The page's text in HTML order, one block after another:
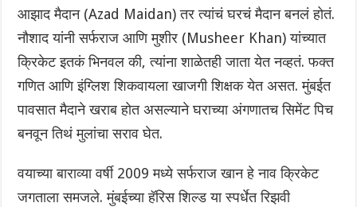
आझाद मैदान (Azad Maidan) तर त्यांचं घरचं मैदान बनलं होतं.
नौशाद यांनी सर्फराज आणि मुशीर (Musheer Khan) यांच्यात
क्रिकेट इतकं भिनवल की, त्यांना शाळेतही जाता येत नव्हतं. फक्त
गणित आणि इंग्लिश शिकवायला खाजगी शिक्षक येत असत. मुंबईत
पावसात मैदाने खराब होत असल्याने घराच्या अंगणातच सिमेंट पिच
बनवून तिथं मुलांचा सराव घेत.
वयाच्या बाराव्या वर्षी 2009 मध्ये सर्फराज खान हे नाव क्रिकेट
जगताला समजले. मुंबईच्या हॅरिस शिल्ड या स्पर्धेत रिझवी